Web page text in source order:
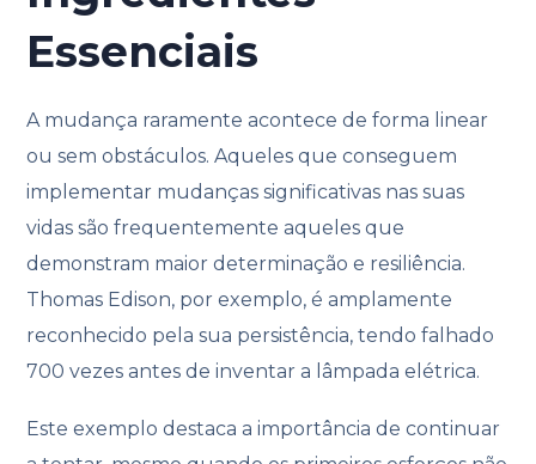
Essenciais
A mudança raramente acontece de forma linear
ou sem obstáculos. Aqueles que conseguem
implementar mudanças significativas nas suas
vidas são frequentemente aqueles que
demonstram maior determinação e resiliência.
Thomas Edison, por exemplo, é amplamente
reconhecido pela sua persistência, tendo falhado
700 vezes antes de inventar a lâmpada elétrica.
Este exemplo destaca a importância de continuar